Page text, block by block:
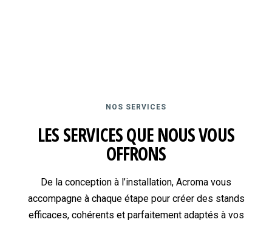
NOS SERVICES
LES SERVICES QUE NOUS VOUS
OFFRONS
De la conception à l’installation, Acroma vous
accompagne à chaque étape pour créer des stands
efficaces, cohérents et parfaitement adaptés à vos